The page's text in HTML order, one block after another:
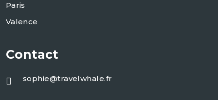
Paris
Valence
Contact
sophie@travelwhale.fr